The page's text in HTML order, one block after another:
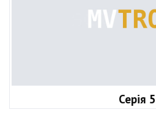
Серія 5